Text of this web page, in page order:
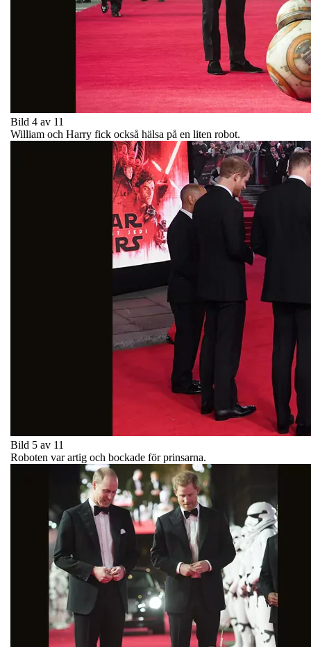
Bild 4 av 11
William och Harry fick också hälsa på en liten robot.
Bild 5 av 11
Roboten var artig och bockade för prinsarna.